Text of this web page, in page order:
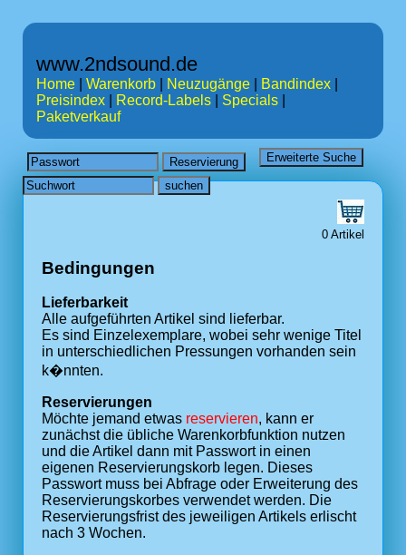
www.2ndsound.de
Home Warenkorb Neuzugänge Bandindex
Preisindex
Record-Labels Specials
Paketverkauf
0 Artikel
Bedingungen
Lieferbarkeit
Alle aufgeführten Artikel sind lieferbar.
Es sind Einzelexemplare, wobei sehr wenige Titel
in unterschiedlichen Pressungen vorhanden sein
k�nnten.
Reservierungen
Möchte jemand etwas reservieren, kann er
zunächst die übliche Warenkorbfunktion nutzen
und die Artikel dann mit Passwort in einen
eigenen Reservierungskorb legen. Dieses
Passwort muss bei Abfrage oder Erweiterung des
Reservierungskorbes verwendet werden. Die
Reservierungsfrist des jeweiligen Artikels erlischt
nach 3 Wochen.